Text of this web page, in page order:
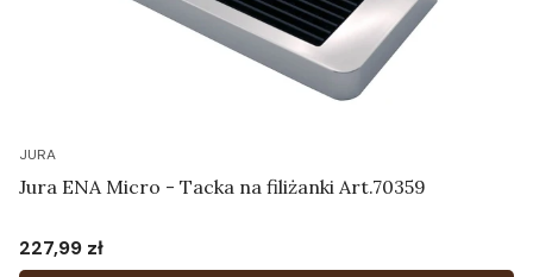
JURA
Jura ENA Micro - Tacka na filiżanki Art.70359
Cena
227,99 zł